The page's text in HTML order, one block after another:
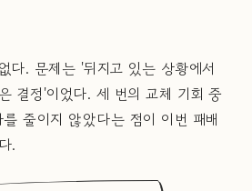
다. 문제는 '뒤지고 있는 상황에서
결정'이었다. 세 번의 교체 기회 중
줄이지 않았다는 점이 이번 패배
.